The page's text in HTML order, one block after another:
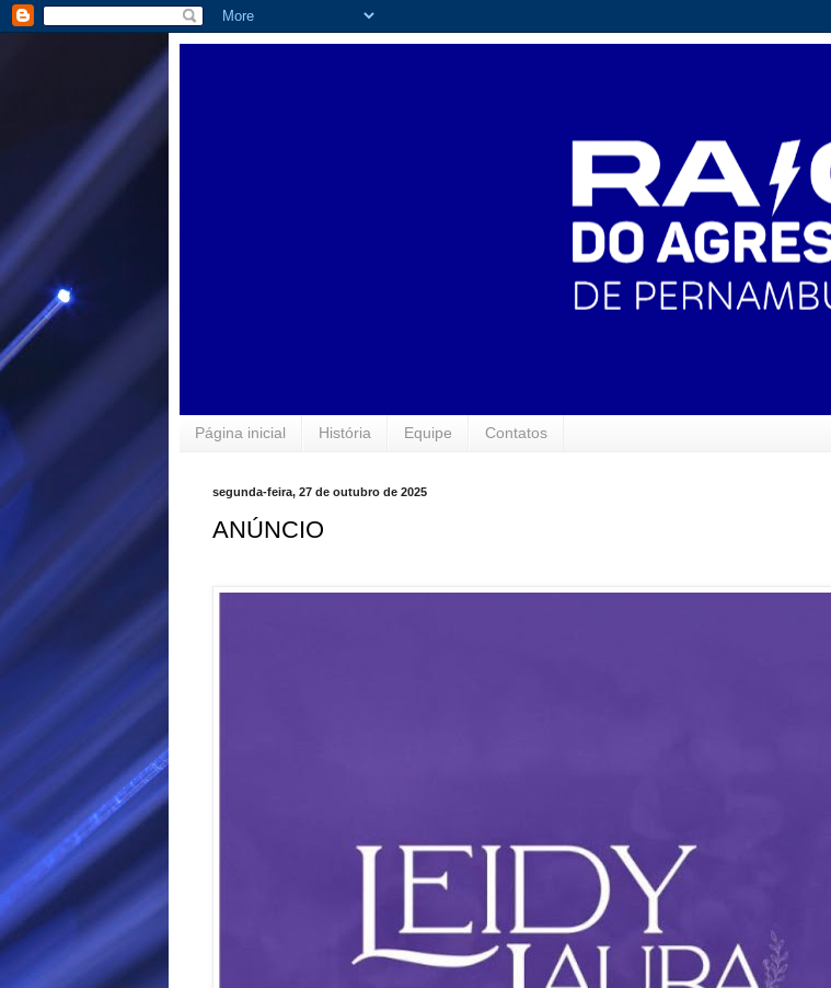
Página inicial História Equipe Contatos
segunda-feira, 27 de outubro de 2025
ANÚNCIO